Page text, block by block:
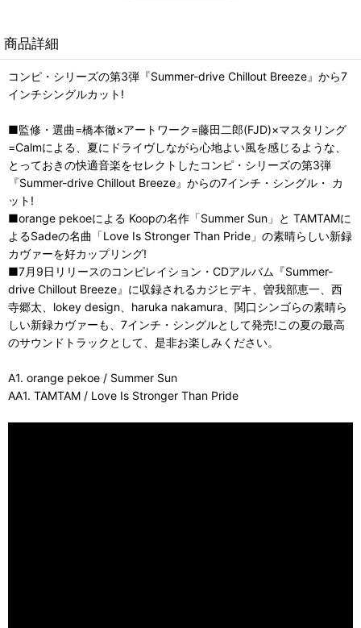
商品詳細
コンピ・シリーズの第3弾『Summer-drive Chillout Breeze』から7
インチシングルカット!
■監修・選曲=橋本徹×アートワーク=藤田二郎(FJD)×マスタリング
=Calmによる、夏にドライヴしながら心地よい風を感じるような、
とっておきの快適音楽をセレクトしたコンピ・シリーズの第3弾
『Summer-drive Chillout Breeze』からの7インチ・シングル・ カ
ット!
■orange pekoeによる Koopの名作「Summer Sun」と TAMTAMに
よるSadeの名曲「Love Is Stronger Than Pride」の素晴らしい新録
カヴァーを好カップリング!
■7月9日リリースのコンピレイション・CDアルバム『Summer-
drive Chillout Breeze』に収録されるカジヒデキ、曽我部恵一、西
寺郷太、lokey design、haruka nakamura、関口シンゴらの素晴ら
しい新録カヴァーも、7インチ・シングルとして発売!この夏の最高
のサウンドトラックとして、是非お楽しみください。
A1. orange pekoe / Summer Sun
AA1. TAMTAM / Love Is Stronger Than Pride